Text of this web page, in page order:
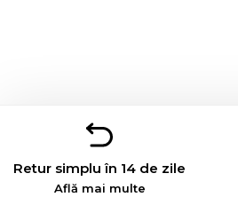
Retur simplu în 14 de zile
Află mai multe